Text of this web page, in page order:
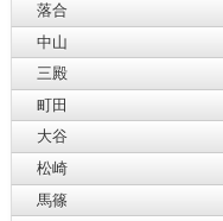
落合
中山
三殿
町田
大谷
松崎
馬篠